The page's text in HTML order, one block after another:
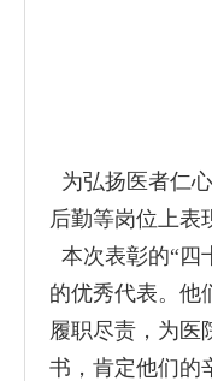
为弘扬医者仁
后勤等岗位上表
本次表彰的“四
的优秀代表。他
履职尽责，为医
书，肯定他们的